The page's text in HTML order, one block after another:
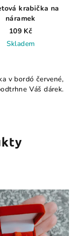
krabička na
náramek
109 Kč
Skladem
v bordó červené,
Váš dárek.